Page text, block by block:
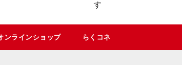
す
ンラインショップ らくコネ